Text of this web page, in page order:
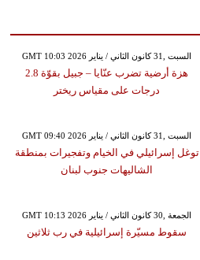
GMT 10:03 2026 السبت ,31 كانون الثاني / يناير
هزة أرضية تضرب عنّايا – جبيل بقوّة 2.8
درجات على مقياس ريختر
GMT 09:40 2026 السبت ,31 كانون الثاني / يناير
توغل إسرائيلي في الخيام وتفجيرات بمنطقة
الشاليهات جنوب لبنان
GMT 10:13 2026 الجمعة ,30 كانون الثاني / يناير
سقوط مسيّرة إسرائيلية في رب ثلاثين